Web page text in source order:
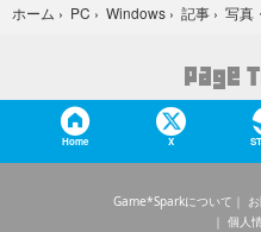
ホーム › PC › Windows › 記事 › 写真
Home X
Game*Sparkについて
個人